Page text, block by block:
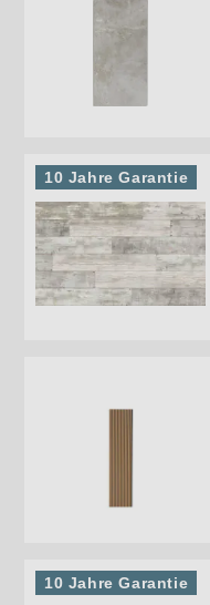
10 Jahre Garantie
10 Jahre Garantie